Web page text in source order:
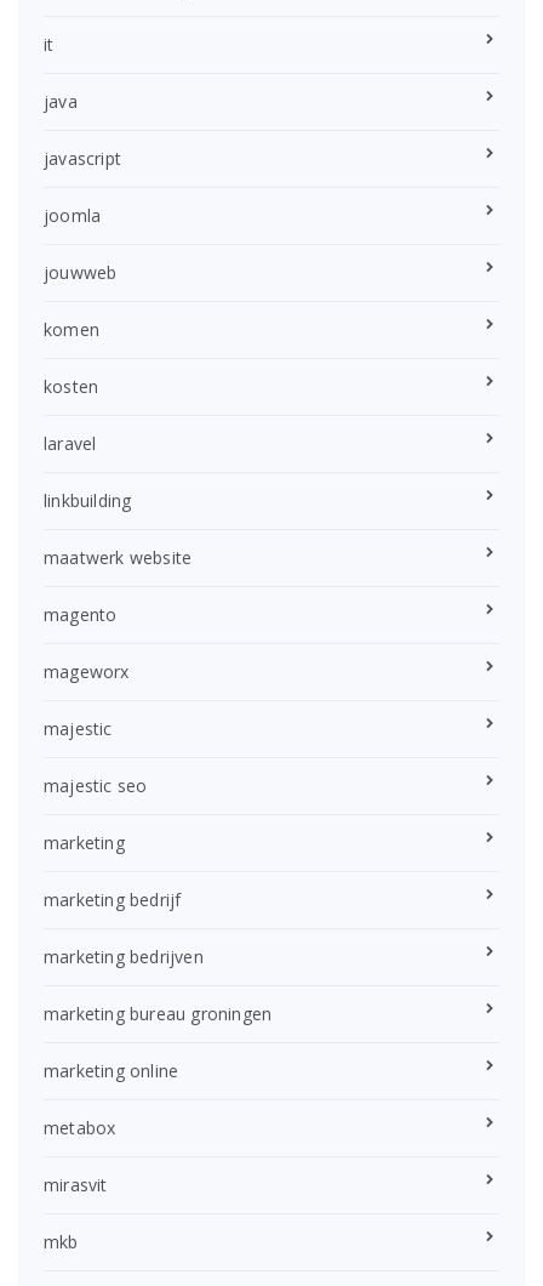
it
java
javascript
joomla
jouwweb
komen
kosten
laravel
linkbuilding
maatwerk website
magento
mageworx
majestic
majestic seo
marketing
marketing bedrijf
marketing bedrijven
marketing bureau groningen
marketing online
metabox
mirasvit
mkb